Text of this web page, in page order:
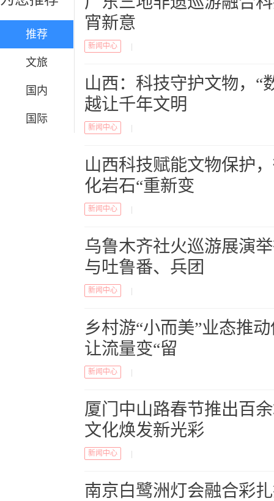
推荐
文旅
国内
国际
宵新意
新闻中心
山西：科技守护文物，“
越让千年文明
新闻中心
山西科技赋能文物保护
化岩石“重新变
新闻中心
乌鲁木齐社火巡游展演
与吐鲁番、兵团
新闻中心
乡村游“小而美”业态推
让流量变“留
新闻中心
厦门中山路春节推出百
文化焕发新光彩
新闻中心
南京白鹭洲灯会融合彩